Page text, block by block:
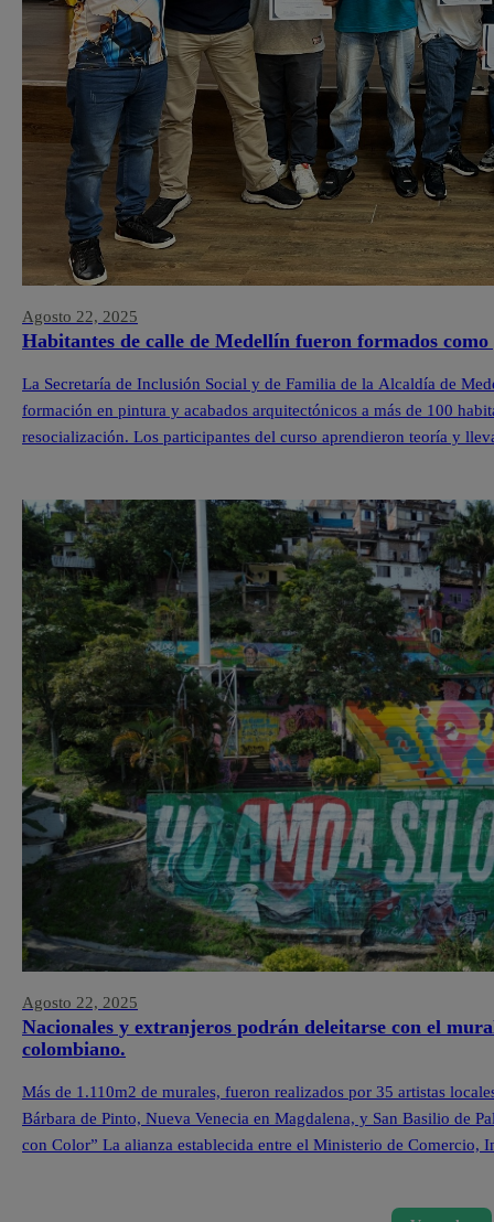
Agosto 22, 2025
Habitantes de calle de Medellín fueron formados
La Secretaría de Inclusión Social y de Familia de la Alcaldía de
formación en pintura y acabados arquitectónicos a más de 100
resocialización. Los participantes del curso aprendieron teoría y
Agosto 22, 2025
Nacionales y extranjeros podrán deleitarse con el
colombiano.
Más de 1.110m2 de murales, fueron realizados por 35 artistas
Bárbara de Pinto, Nueva Venecia en Magdalena, y San Basilio de
con Color” La alianza establecida entre el Ministerio de